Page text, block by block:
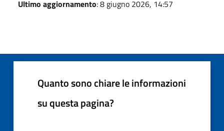
Ultimo aggiornamento: 8 giugno 2026, 14:57
Quanto sono chiare le informazioni
su questa pagina?